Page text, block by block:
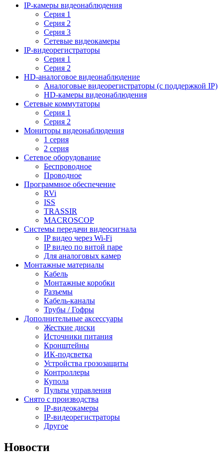
IP-камеры видеонаблюдения
Серия 1
Серия 2
Серия 3
Сетевые видеокамеры
IP-видеорегистраторы
Серия 1
Серия 2
HD-аналоговое видеонаблюдение
Aналоговые видеорегистраторы (с поддержкой IP)
HD-камеры видеонаблюдения
Сетевые коммутаторы
Серия 1
Серия 2
Мониторы видеонаблюдения
1 серия
2 серия
Сетевое оборудование
Беспроводное
Проводное
Программное обеспечение
RVi
ISS
TRASSIR
MACROSCOP
Системы передачи видеосигнала
IP видео через Wi-Fi
IP видео по витой паре
Для аналоговых камер
Монтажные материалы
Кабель
Монтажные коробки
Разъемы
Кабель-каналы
Трубы / Гофры
Дополнительные аксессуары
Жесткие диски
Источники питания
Кронштейны
ИК-подсветка
Устройства грозозащиты
Контроллеры
Купола
Пульты управления
Снято с производства
IP-видеокамеры
IP-видеорегистраторы
Другое
Новости